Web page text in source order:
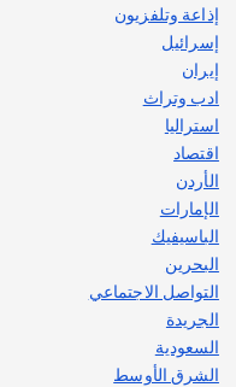
إذاعة وتلفزيون
إسرائيل
إيران
ادب وتراث
استراليا
اقتصاد
الأردن
الإمارات
الباسيفيك
البحرين
التواصل الاجتماعي
الجريدة
السعودية
الشرق الأوسط